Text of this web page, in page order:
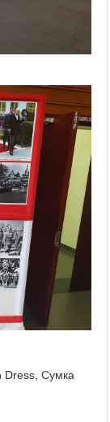
Dress, Сумка